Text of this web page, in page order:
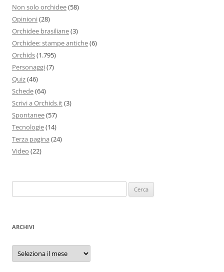
Non solo orchidee(58)
Opinioni(28)
Orchidee brasiliane(3)
Orchidee: stampe antiche(6)
Orchids(1.795)
Personaggi(7)
Quiz(46)
Schede(64)
Scrivi a Orchids.it(3)
Spontanee(57)
Tecnologie(14)
Terza pagina (24)
Video (22)
per:
ARCHIVI
Archivi